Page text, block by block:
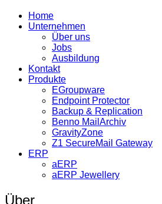
Home
Unternehmen
Über uns
Jobs
Ausbildung
Kontakt
Produkte
EGroupware
Endpoint Protector
Backup & Replication
Benno MailArchiv
GravityZone
Z1 SecureMail Gateway
ERP
aERP
aERP Jewellery
Über